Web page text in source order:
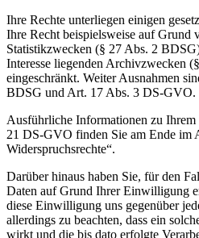
Ihre Rechte unterliegen einigen
Ihre Recht beispielsweise auf Grund
Statistikzwecken (§ 27 Abs. 2
Interesse liegenden Archivzwecken
eingeschränkt. Weiter Ausnahmen
BDSG und Art. 17 Abs. 3 DS-GVO.
Ausführliche Informationen zu Ihrem
21 DS-GVO finden Sie am Ende im
Widerspruchsrechte“.
Darüber hinaus haben Sie, für den
Daten auf Grund Ihrer Einwilligung
diese Einwilligung uns gegenüber
allerdings zu beachten, dass ein
wirkt und die bis dato erfolgte